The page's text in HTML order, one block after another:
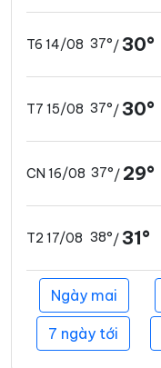
T6 14/08 37°/30°
T7 15/08 37°/30°
CN 16/08 37°/ 29°
T2 17/08 38°/31°
Ngày mai
7 ngày tới